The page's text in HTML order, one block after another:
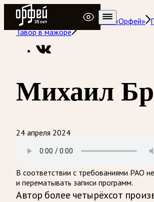
Радио Орфей
Радио классической музыки «Орфей»
Тавор в мажоре
Михаил
24 апреля 2024
В соответствии с требованиями РАО
и перематывать записи программ.
Автор более четырёхсот